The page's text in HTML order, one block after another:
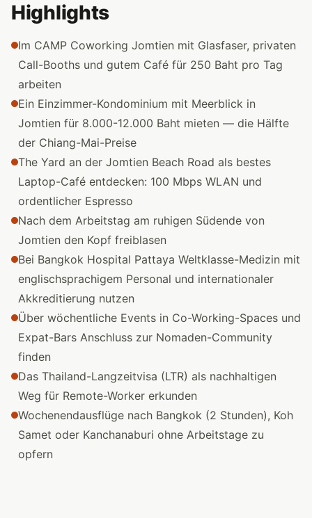
Highlights
Im CAMP Coworking Jomtien mit Glasfaser, privaten
Call-Booths und gutem Café für 250 Baht pro Tag
arbeiten
Ein Einzimmer-Kondominium mit Meerblick in
Jomtien für 8.000-12.000 Baht mieten — die Hälfte
der Chiang-Mai-Preise
The Yard an der Jomtien Beach Road als bestes
Laptop-Café entdecken: 100 Mbps WLAN und
ordentlicher Espresso
Nach dem Arbeitstag am ruhigen Südende von
Jomtien den Kopf freiblasen
Bei Bangkok Hospital Pattaya Weltklasse-Medizin mit
englischsprachigem Personal und internationaler
Akkreditierung nutzen
Über wöchentliche Events in Co-Working-Spaces und
Expat-Bars Anschluss zur Nomaden-Community
finden
Das Thailand-Langzeitvisa (LTR) als nachhaltigen
Weg für Remote-Worker erkunden
Wochenendausflüge nach Bangkok (2 Stunden), Koh
Samet oder Kanchanaburi ohne Arbeitstage zu
opfern